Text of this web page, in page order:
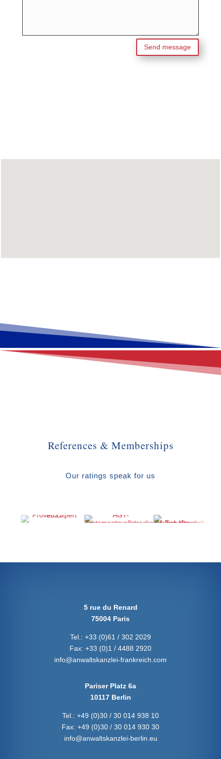
Send message
References & Memberships
Our ratings speak for us
5 rue du Renard
75004 Paris
Tel.: +33 (0)61 / 302 2029
Fax: +33 (0)1 / 4488 2920
info@anwaltskanzlei-frankreich.com
Pariser Platz 6a
10117 Berlin
Tel.: +49 (0)30 / 30 014 938 10
Fax: +49 (0)30 / 30 014 930 30
info@anwaltskanzlei-berlin.eu